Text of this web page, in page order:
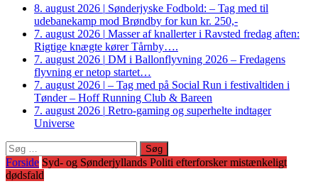
8. august 2026 | Sønderjyske Fodbold: – Tag med til
udebanekamp mod Brøndby for kun kr. 250,-
7. august 2026 | Masser af knallerter i Ravsted fredag aften:
Rigtige knægte kører Tårnby….
7. august 2026 | DM i Ballonflyvning 2026 – Fredagens
flyvning er netop startet…
7. august 2026 | – Tag med på Social Run i festivaltiden i
Tønder – Hoff Running Club & Bareen
7. august 2026 | Retro-gaming og superhelte indtager
Universe
Søg
efter:
Forside Syd- og Sønderjyllands Politi efterforsker mistænkeligt
dødsfald